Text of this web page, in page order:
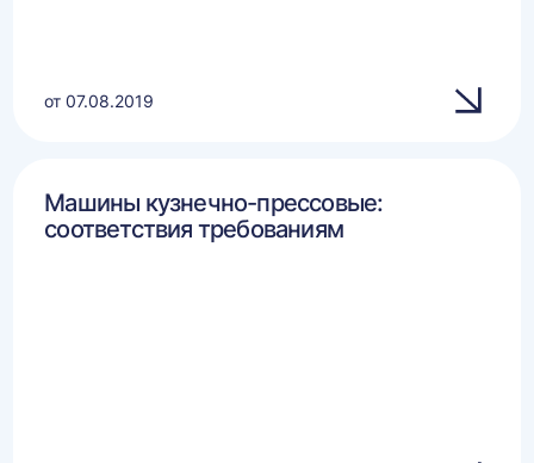
от 07.08.2019
Машины кузнечно-прессовые:
соответствия требованиям